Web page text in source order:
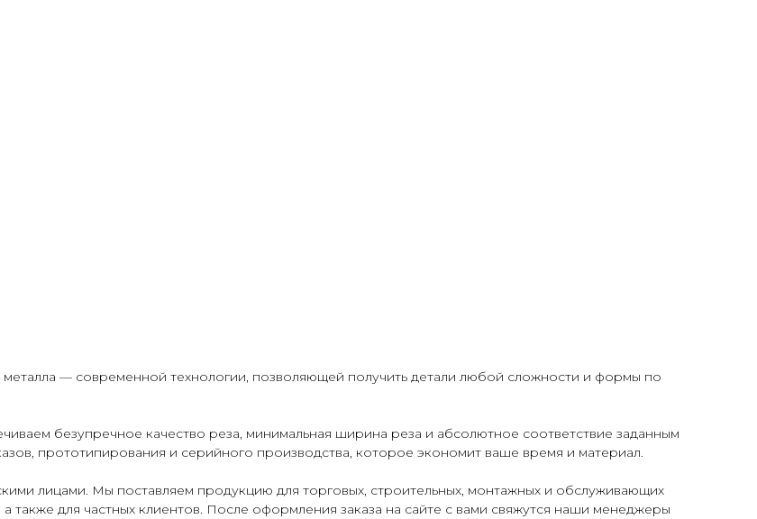
металла — современной технологии, позволяющей получить детали любой сложности и формы по
безупречное качество реза, минимальная ширина реза и абсолютное соответствие заданным
прототипирования и серийного производства, которое экономит ваше время и материал.
лицами. Мы поставляем продукцию для торговых, строительных, монтажных и обслуживающих
также для частных клиентов. После оформления заказа на сайте с вами свяжутся наши менеджеры